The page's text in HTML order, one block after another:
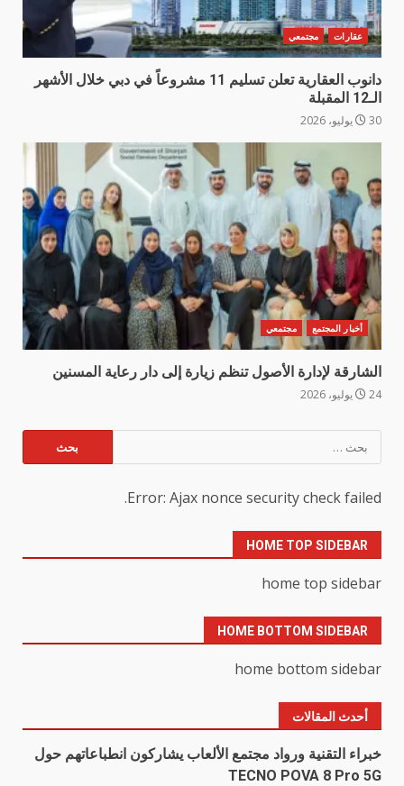
عقارات مجتمعي
دانوب العقارية تعلن تسليم 11 مشروعاً في دبي خلال الأشهر
الـ12 المقبلة
30 يوليو، 2026
أخبار المجتمع مجتمعي
الشارقة لإدارة الأصول تنظم زيارة إلى دار رعاية المسنين
24 يوليو، 2026
عن:
Error: Ajax nonce security check failed.
HOME TOP SIDEBAR
home top sidebar
HOME BOTTOM SIDEBAR
home bottom sidebar
أحدث المقالات
خبراء التقنية ورواد مجتمع الألعاب يشاركون انطباعاتهم حول
TECNO POVA 8 Pro 5G